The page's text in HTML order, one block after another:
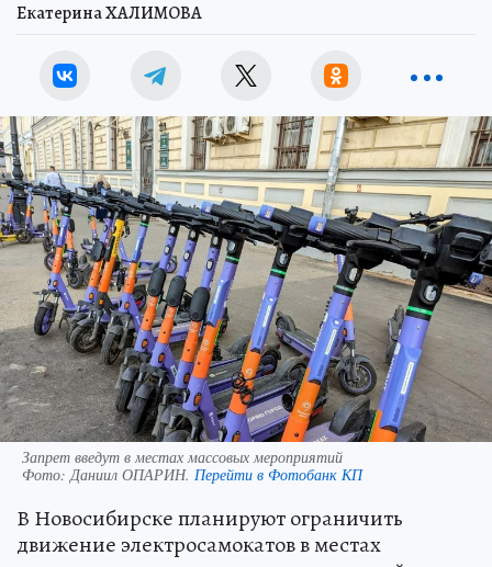
Екатерина ХАЛИМОВА
Запрет введут в местах массовых мероприятий
Фото:Даниил ОПАРИН. Перейти в Фотобанк КП
В Новосибирске планируют ограничить
движение электросамокатов в местах